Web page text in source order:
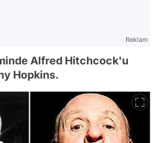
Reklam
Alfred Hitchcock'u
Hopkins.